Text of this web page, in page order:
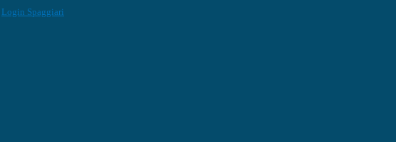
Login Spaggiari